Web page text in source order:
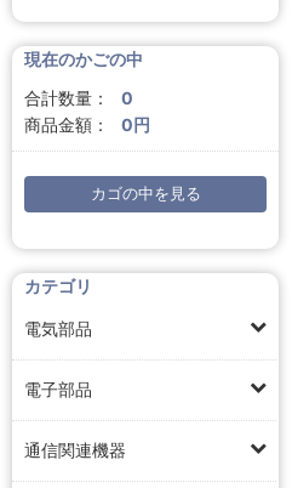
現在のかごの中
合計数量：
0
商品金額：
0円
カゴの中を見る
カテゴリ
電気部品
電子部品
通信関連機器